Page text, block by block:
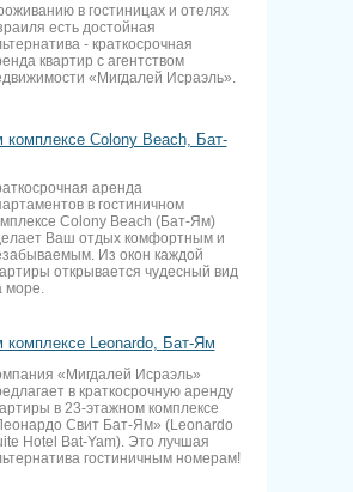
в гостиницах и отелях
есть достойная
- краткосрочная
квартир с агентством
«Мигдалей Исраэль».
комплексе Colony Beach, Бат-
аренда
в гостиничном
Colony Beach (Бат-Ям)
Ваш отдых комфортным и
Из окон каждой
открывается чудесный вид
море.
комплексе Leonardo, Бат-Ям
«Мигдалей Исраэль»
в краткосрочную аренду
в 23-этажном комплексе
Свит Бат-Ям» (Leonardo
Hotel Bat-Yam). Это лучшая
гостиничным номерам!